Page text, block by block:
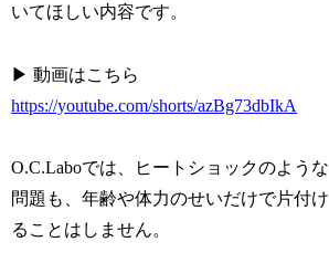
いてほしい内容です。
▶ 動画はこちら
https://youtube.com/shorts/azBg73dbIkA
O.C.Laboでは、ヒートショックのような
問題も、年齢や体力のせいだけで片付け
ることはしません。